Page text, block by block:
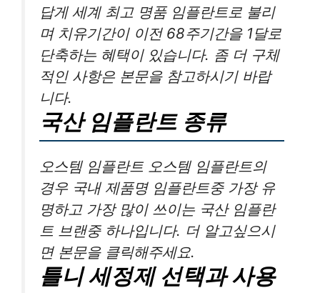
답게 세계 최고 명품 임플란트로 불리
며 치유기간이 이전 68주기간을 1달로
단축하는 혜택이 있습니다. 좀 더 구체
적인 사항은 본문을 참고하시기 바랍
니다.
국산 임플란트 종류
오스템 임플란트 오스템 임플란트의
경우 국내 제품명 임플란트중 가장 유
명하고 가장 많이 쓰이는 국산 임플란
트 브랜중 하나입니다. 더 알고싶으시
면 본문을 클릭해주세요.
틀니 세정제 선택과 사용